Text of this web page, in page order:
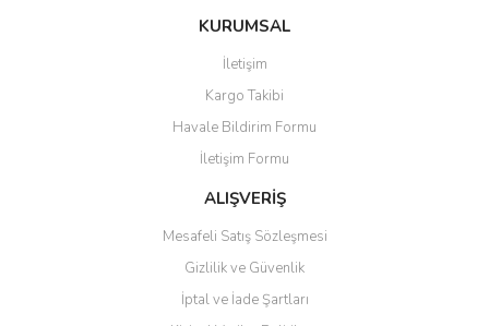
Bu ürüne ilk yorumu siz yapın!
Ürün resmi kalitesiz, bozuk veya görüntülenemiyor.
Ürün açıklamasında eksik bilgiler bulunuyor.
Ürün bilgilerinde hatalar bulunuyor.
Ürün fiyatı diğer sitelerden daha pahalı.
KURUMSAL
İletişim
Kargo Takibi
Havale Bildirim Formu
İletişim Formu
ALIŞVERİŞ
Mesafeli Satış Sözleşmesi
Gizlilik ve Güvenlik
İptal ve İade Şartları